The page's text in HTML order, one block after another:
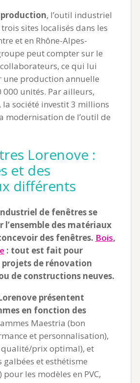
production, l’outil industriel
sites localisés dans les
et en Rhône-Alpes-
peut compter sur le
ce qui lui
une production annuelle
unités. Par ailleurs,
la société investit 3 millions
modernisation de l’outil de
Lorenove :
et des
différents
de fenêtres se
l’ensemble des matériaux
des fenêtres. Bois,
: tout est fait pour
projets de rénovation
de constructions neuves.
présentent
en fonction des
Maestria (bon
et personnalisation),
prix optimal), et
galbées et esthétisme
les modèles en PVC,